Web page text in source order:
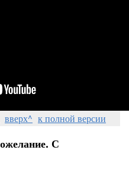
вверх^ к полной версии
С